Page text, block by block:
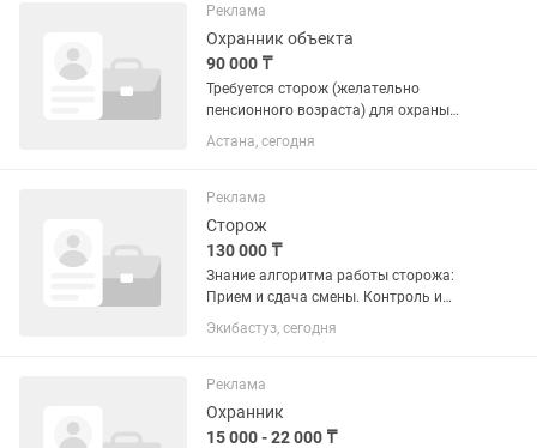
уравновешенный. Детей любит и
относится...
Реклама
Охранник объекта
90 000 ₸
Требуется сторож (желательно
пенсионного возраста) для охраны
отдельно стоящего паркинга. График
работы: сутки через двое Заработная
Обязанности: — контроль порядка на...
Астана, сегодня
Реклама
Сторож
130 000 ₸
Знание алгоритма работы сторожа:
Прием и сдача смены. Контроль и
ведение наблюдения за вверенной
территорией Поддержание порядка на
Ночь/48 Официальное...
Экибастуз, сегодня
Реклама
Охранник
15 000 - 22 000 ₸